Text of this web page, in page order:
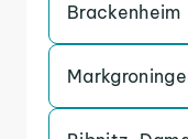
Brackenheim